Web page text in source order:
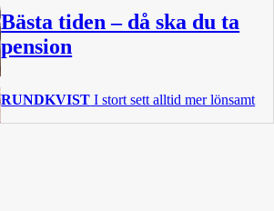
Bästa tiden – då ska du ta
pension
RUNDKVIST I stort sett alltid mer lönsamt